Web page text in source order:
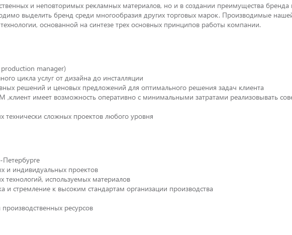
и неповторимых рекламных материалов, но и в создании преимущества бренда
выделить бренд среди многообразия других торговых марок. Производимые
основанной на синтезе трех основных принципов работы компании.
manager)
цикла услуг от дизайна до инсталляции
решений и ценовых предложений для оптимального решения задач клиента
,клиент имеет возможность оперативно с минимальными затратами реализовывать
технически сложных проектов любого уровня
Петербурге
и индивидуальных проектов
используемых материалов
стремление к высоким стандартам организации производства
ресурсов